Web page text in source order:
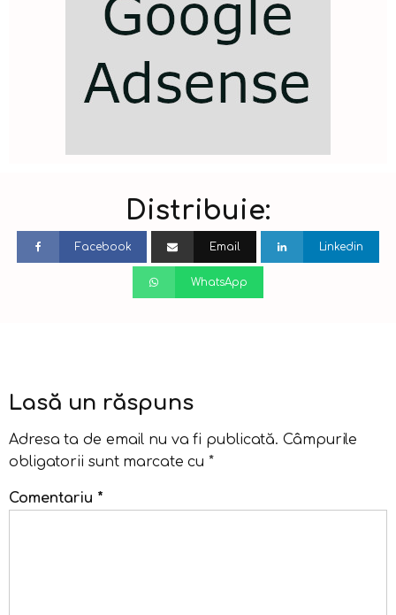
Distribuie:
Facebook Email Linkedin
WhatsApp
Lasă un răspuns
Adresa ta de email nu va fi publicată. Câmpurile
obligatorii sunt marcate cu*
Comentariu *